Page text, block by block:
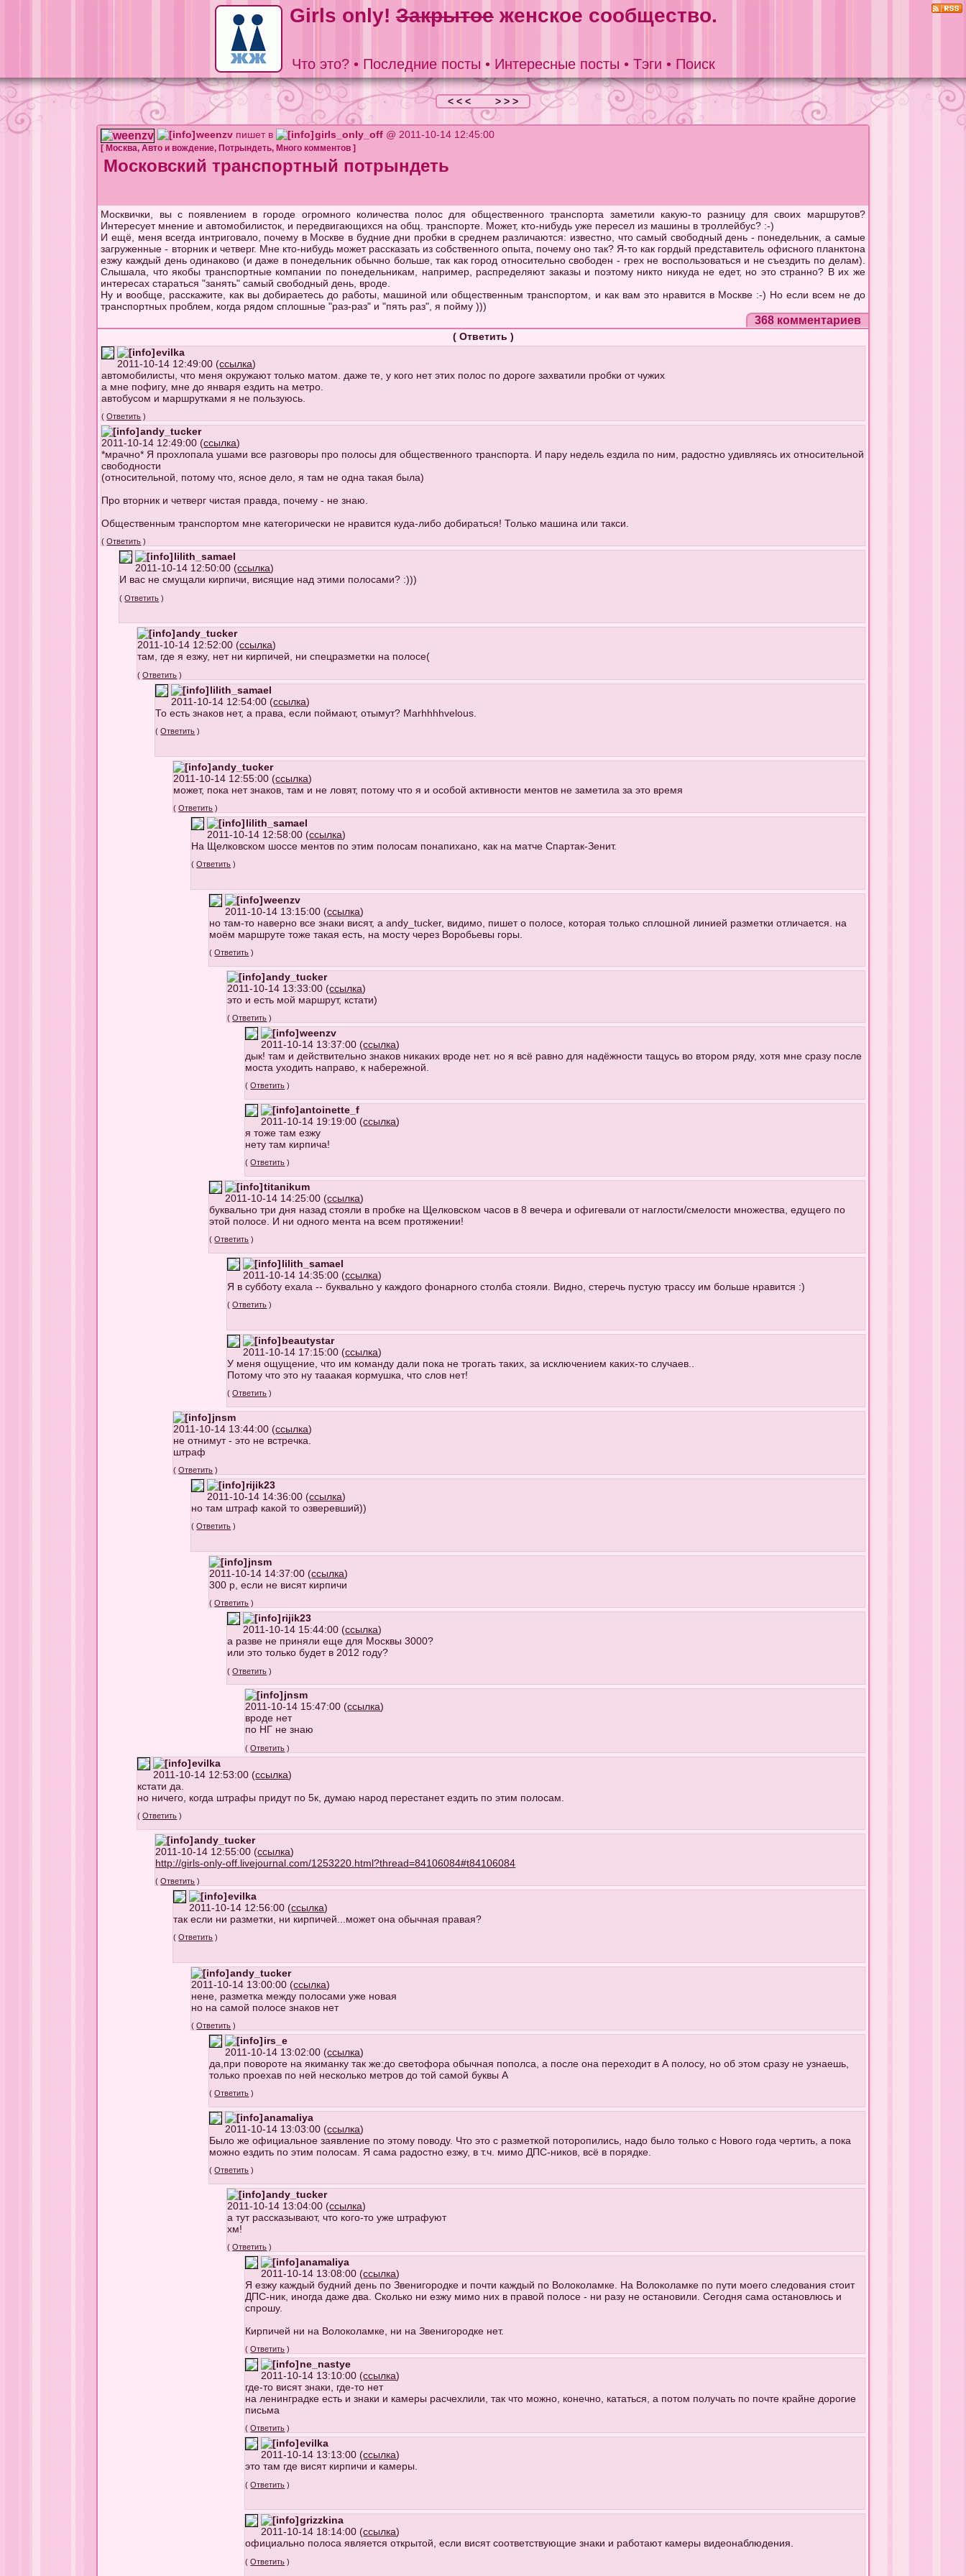
Girls only! Закрытое женское сообщество.
Что это? • Последние посты • Интересные посты • Тэги • Поиск
< < < > > >
weenzv пишет в girls_only_off @ 2011-10-14 12:45:00
[ Москва,Авто и вождение, Потрындеть, Много комментов ]
Московский транспортный потрындеть
Москвички, вы с появлением в городе огромного количества полос для общественного транспорта заметили какую-то разницу для своих маршрутов?
Интересует мнение и автомобилисток, и передвигающихся на общ. транспорте. Может, кто-нибудь уже пересел из машины в троллейбус? :-)
И ещё, меня всегда интриговало, почему в Москве в будние дни пробки в среднем различаются: известно, что самый свободный день - понедельник, а самые
загруженные - вторник и четверг. Мне кто-нибудь может рассказать из собственного опыта, почему оно так? Я-то как гордый представитель офисного планктона
езжу каждый день одинаково (и даже в понедельник обычно больше, так как город относительно свободен - грех не воспользоваться и не съездить по делам).
Слышала, что якобы транспортные компании по понедельникам, например, распределяют заказы и поэтому никто никуда не едет, но это странно? В их же
интересах стараться "занять" самый свободный день, вроде.
Ну и вообще, расскажите, как вы добираетесь до работы, машиной или общественным транспортом, и как вам это нравится в Москве :-) Но если всем не до
транспортных проблем, когда рядом сплошные "раз-раз" и "пять раз", я пойму )))
368 комментариев
( Ответить )
evilka
2011-10-14 12:49:00 (ссылка)
автомобилисты, что меня окружают только матом. даже те, у кого нет этих полос по дороге захватили пробки от чужих
а мне пофигу, мне до января ездить на метро.
автобусом и маршрутками я не пользуюсь.
(Ответить )
andy_tucker
2011-10-14 12:49:00 (ссылка)
*мрачно* Я прохлопала ушами все разговоры про полосы для общественного транспорта. И пару недель ездила по ним, радостно удивляясь их относительной
свободности
(относительной, потому что, ясное дело, я там не одна такая была)
Про вторник и четверг чистая правда, почему - не знаю.
Общественным транспортом мне категорически не нравится куда-либо добираться! Только машина или такси.
(Ответить )
lilith_samael
2011-10-14 12:50:00 (ссылка)
И вас не смущали кирпичи, висящие над этими полосами? :)))
(Ответить )
andy_tucker
2011-10-14 12:52:00 (ссылка)
там, где я езжу, нет ни кирпичей, ни спецразметки на полосе(
(Ответить )
lilith_samael
2011-10-14 12:54:00 (ссылка)
То есть знаков нет, а права, если поймают, отымут? Marhhhhvelous.
(Ответить )
andy_tucker
2011-10-14 12:55:00 (ссылка)
может, пока нет знаков, там и не ловят, потому что я и особой активности ментов не заметила за это время
(Ответить )
lilith_samael
2011-10-14 12:58:00 (ссылка)
На Щелковском шоссе ментов по этим полосам понапихано, как на матче Спартак-Зенит.
(Ответить )
weenzv
2011-10-14 13:15:00 (ссылка)
но там-то наверно все знаки висят, а andy_tucker, видимо, пишет о полосе, которая только сплошной линией разметки отличается. на
моём маршруте тоже такая есть, на мосту через Воробьевы горы.
(Ответить )
andy_tucker
2011-10-14 13:33:00 (ссылка)
это и есть мой маршрут, кстати)
(Ответить )
weenzv
2011-10-14 13:37:00 (ссылка)
дык! там и действительно знаков никаких вроде нет. но я всё равно для надёжности тащусь во втором ряду, хотя мне сразу после
моста уходить направо, к набережной.
(Ответить )
antoinette_f
2011-10-14 19:19:00 (ссылка)
я тоже там езжу
нету там кирпича!
(Ответить )
titanikum
2011-10-14 14:25:00 (ссылка)
буквально три дня назад стояли в пробке на Щелковском часов в 8 вечера и офигевали от наглости/смелости множества, едущего по
этой полосе. И ни одного мента на всем протяжении!
(Ответить )
lilith_samael
2011-10-14 14:35:00 (ссылка)
Я в субботу ехала -- буквально у каждого фонарного столба стояли. Видно, стеречь пустую трассу им больше нравится :)
(Ответить )
beautystar
2011-10-14 17:15:00 (ссылка)
У меня ощущение, что им команду дали пока не трогать таких, за исключением каких-то случаев..
Потому что это ну тааакая кормушка, что слов нет!
(Ответить )
jnsm
2011-10-14 13:44:00 (ссылка)
не отнимут - это не встречка.
штраф
(Ответить )
rijik23
2011-10-14 14:36:00 (ссылка)
но там штраф какой то озверевший))
(Ответить )
jnsm
2011-10-14 14:37:00 (ссылка)
300 р, если не висят кирпичи
(Ответить )
rijik23
2011-10-14 15:44:00 (ссылка)
а разве не приняли еще для Москвы 3000?
или это только будет в 2012 году?
(Ответить )
jnsm
2011-10-14 15:47:00 (ссылка)
вроде нет
по НГ не знаю
(Ответить )
evilka
2011-10-14 12:53:00 (ссылка)
кстати да.
но ничего, когда штрафы придут по 5к, думаю народ перестанет ездить по этим полосам.
(Ответить )
andy_tucker
2011-10-14 12:55:00 (ссылка)
http://girls-only-off.livejournal.com/1 253220.html?thread=84106084#t84106084
(Ответить )
evilka
2011-10-14 12:56:00 (ссылка)
так если ни разметки, ни кирпичей...может она обычная правая?
(Ответить )
andy_tucker
2011-10-14 13:00:00 (ссылка)
нене, разметка между полосами уже новая
но на самой полосе знаков нет
(Ответить )
irs_e
2011-10-14 13:02:00 (ссылка)
да,при повороте на якиманку так же:до светофора обычная пополса, а после она переходит в А полосу, но об этом сразу не узнаешь,
только проехав по ней несколько метров до той самой буквы А
(Ответить )
anamaliya
2011-10-14 13:03:00 (ссылка)
Было же официальное заявление по этому поводу. Что это с разметкой поторопились, надо было только с Нового года чертить, а пока
можно ездить по этим полосам. Я сама радостно езжу, в т.ч. мимо ДПС-ников, всё в порядке.
(Ответить )
andy_tucker
2011-10-14 13:04:00 (ссылка)
а тут рассказывают, что кого-то уже штрафуют
хм!
(Ответить )
anamaliya
2011-10-14 13:08:00 (ссылка)
Я езжу каждый будний день по Звенигородке и почти каждый по Волоколамке. На Волоколамке по пути моего следования стоит
ДПС-ник, иногда даже два. Сколько ни езжу мимо них в правой полосе - ни разу не остановили. Сегодня сама остановлюсь и
спрошу.
Кирпичей ни на Волоколамке, ни на Звенигородке нет.
(Ответить )
ne_nastye
2011-10-14 13:10:00 (ссылка)
где-то висят знаки, где-то нет
на ленинградке есть и знаки и камеры расчехлили, так что можно, конечно, кататься, а потом получать по почте крайне дорогие
письма
(Ответить )
evilka
2011-10-14 13:13:00 (ссылка)
это там где висят кирпичи и камеры.
(Ответить )
grizzkina
2011-10-14 18:14:00 (ссылка)
официально полоса является открытой, если висят соответствующие знаки и работают камеры видеонаблюдения.
(Ответить )